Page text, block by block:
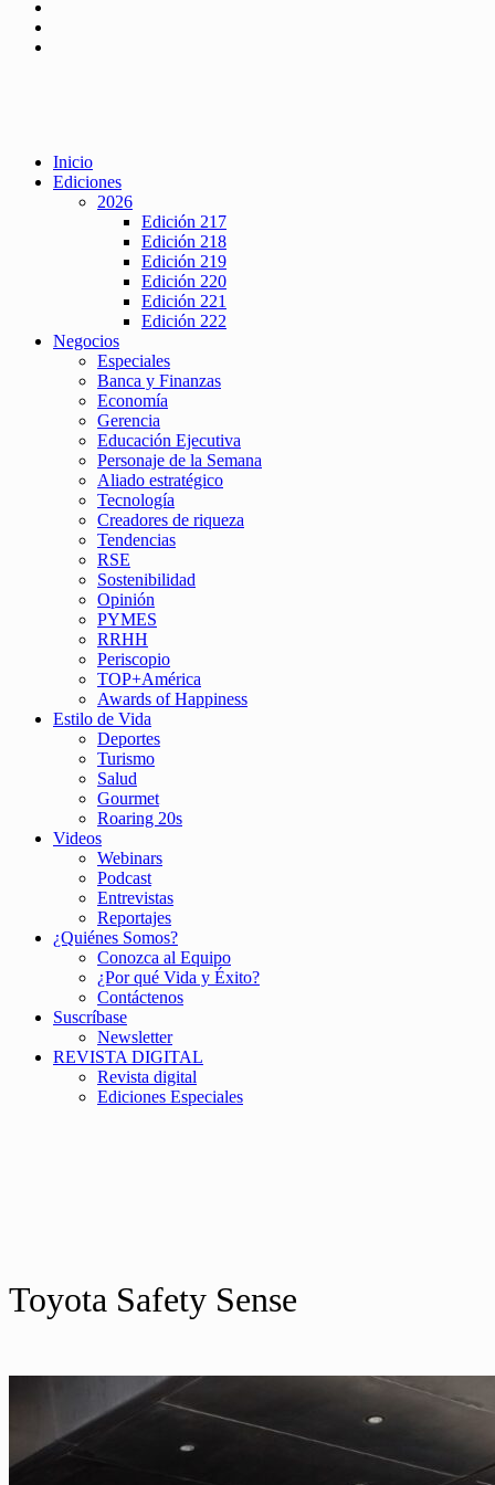
Inicio
Ediciones
2026
Edición 217
Edición 218
Edición 219
Edición 220
Edición 221
Edición 222
Negocios
Especiales
Banca y Finanzas
Economía
Gerencia
Educación Ejecutiva
Personaje de la Semana
Aliado estratégico
Tecnología
Creadores de riqueza
Tendencias
RSE
Sostenibilidad
Opinión
PYMES
RRHH
Periscopio
TOP+América
Awards of Happiness
Estilo de Vida
Deportes
Turismo
Salud
Gourmet
Roaring 20s
Videos
Webinars
Podcast
Entrevistas
Reportajes
¿Quiénes Somos?
Conozca al Equipo
¿Por qué Vida y Éxito?
Contáctenos
Suscríbase
Newsletter
REVISTA DIGITAL
Revista digital
Ediciones Especiales
Toyota Safety Sense